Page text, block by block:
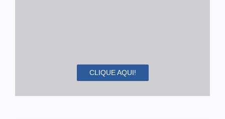
CLIQUE AQUI!